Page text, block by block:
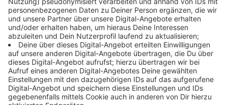
17. Mai 2026: Greuther Fürth: Fortuna
Düsseldorf